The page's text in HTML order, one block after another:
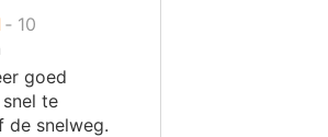
‐ 10
goed
te
de snelweg.